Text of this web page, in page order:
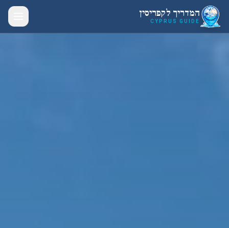
דלג לתוכן הראשי
המדריך לקפריסין
CYPRUS GUIDE